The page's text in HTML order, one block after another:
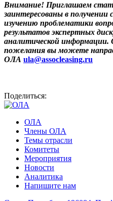
Внимание! Приглашаем
заинтересованы в
изучению проблематики
результатов экспертных
аналитической информации.
пожелания вы можете
ОЛА ula@assocleasing.ru
Поделиться:
ОЛА
Члены ОЛА
Темы отрасли
Комитеты
Мероприятия
Новости
Аналитика
Напишите нам